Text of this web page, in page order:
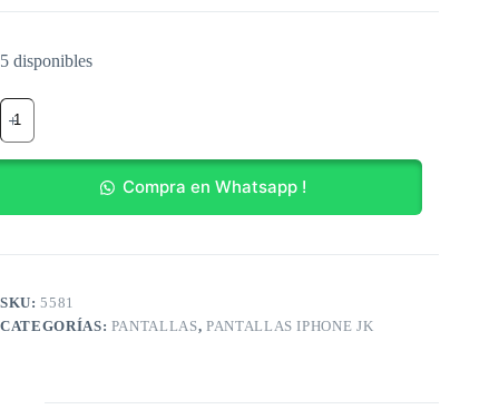
5 disponibles
Pantalla
Iphone
15
Pro
cantidad
Compra en Whatsapp !
SKU:5581
CATEGORÍAS: PANTALLAS, PANTALLAS IPHONE JK